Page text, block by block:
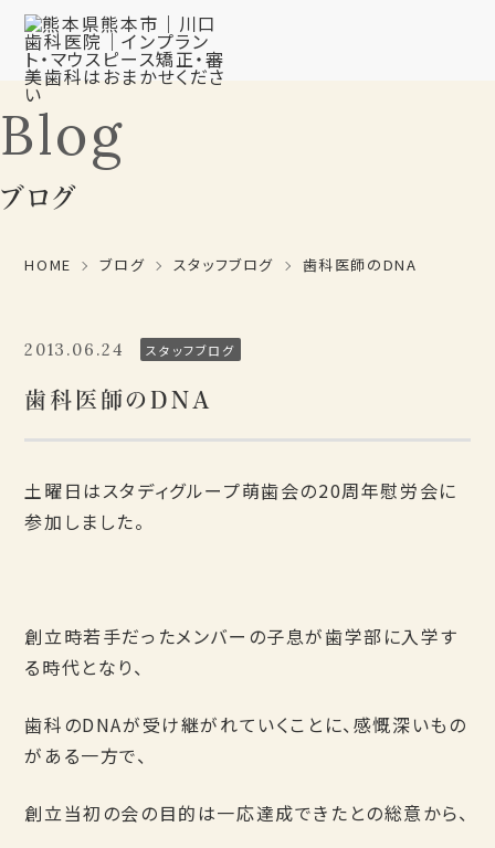
Blog
ブログ
HOME ブログ スタッフブログ 歯科医師のDNA
2013.06.24 スタッフブログ
歯科医師のDNA
土曜日はスタディグループ萌歯会の20周年慰労会に
参加しました。
創立時若手だったメンバーの子息が歯学部に入学す
る時代となり、
歯科のDNAが受け継がれていくことに、感慨深いもの
がある一方で、
創立当初の会の目的は一応達成できたとの総意から、